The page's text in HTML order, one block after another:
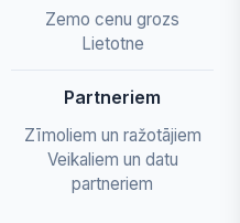
Zemo cenu grozs
Lietotne
Partneriem
Zīmoliem un ražotājiem
Veikaliem un datu
partneriem